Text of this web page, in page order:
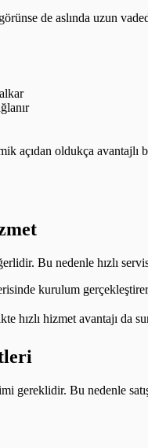
de aslında uzun
açıdan oldukça avantajlı
Bu nedenle hızlı
kurulum
hızlı hizmet avantajı da
gereklidir. Bu nedenle